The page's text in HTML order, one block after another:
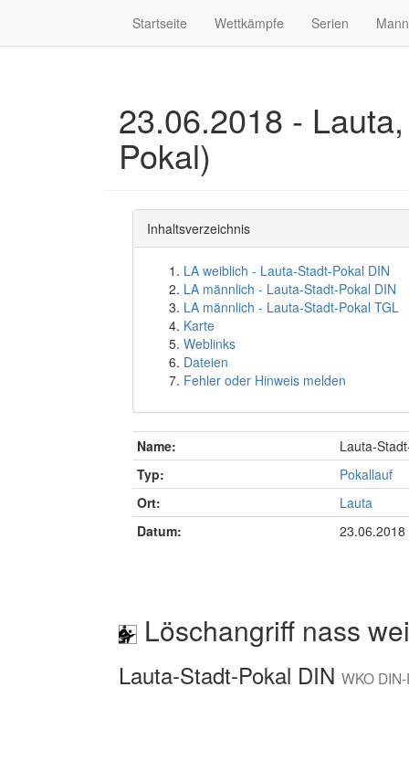
Startseite Wettkämpfe Serien
23.06.2018 -
Pokal)
Inhaltsverzeichnis
LA weiblich - Lauta-Stadt-Pokal DIN
LA männlich - Lauta-Stadt-Pokal DIN
LA männlich - Lauta-Stadt-Pokal TGL
Karte
Weblinks
Dateien
Fehler oder Hinweis melden
Name:
Lauta-
Typ:
Pokallauf
Ort:
Lauta
Datum:
23.06.2018
Löschangriff nass
Lauta-Stadt-Pokal DIN WKO